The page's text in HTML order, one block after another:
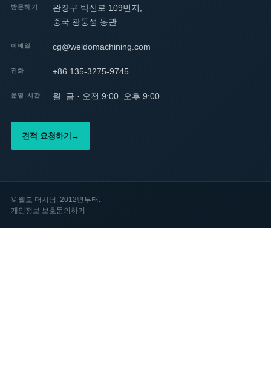
방문하기
완장구 박신로 109번지,
중국 광둥성 동관
이메일 cg@weldomachining.com
전화 +86 135-3275-9745
운영 시간 월–금 · 오전 9:00–오후 9:00
견적 요청하기 →
© 웰도 머시닝. 2012년부터.
개인정보 보호문의하기